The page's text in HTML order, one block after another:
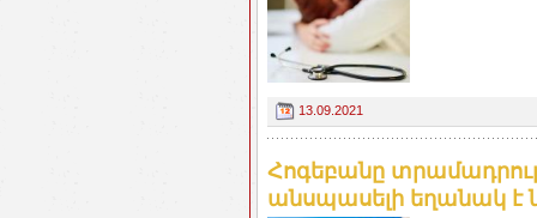
13.09.2021
Հոգեբանը
անսպասելի եղանակ է